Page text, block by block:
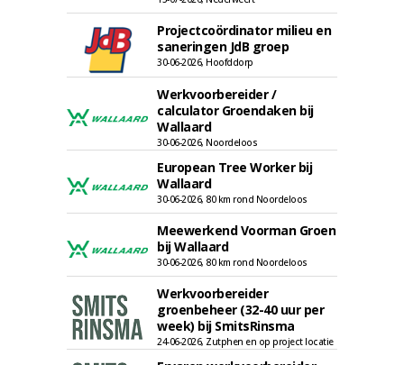
Projectcoördinator milieu en
saneringen JdB groep
30-06-2026, Hoofddorp
Werkvoorbereider /
calculator Groendaken bij
Wallaard
30-06-2026, Noordeloos
European Tree Worker bij
Wallaard
30-06-2026, 80 km rond Noordeloos
Meewerkend Voorman Groen
bij Wallaard
30-06-2026, 80 km rond Noordeloos
Werkvoorbereider
groenbeheer (32-40 uur per
week) bij SmitsRinsma
24-06-2026, Zutphen en op project locatie